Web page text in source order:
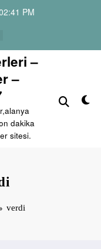
PM
–
–
dakika
sitesi.
verdi